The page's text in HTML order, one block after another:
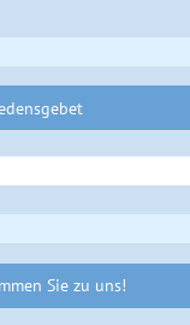
Sie zu uns!